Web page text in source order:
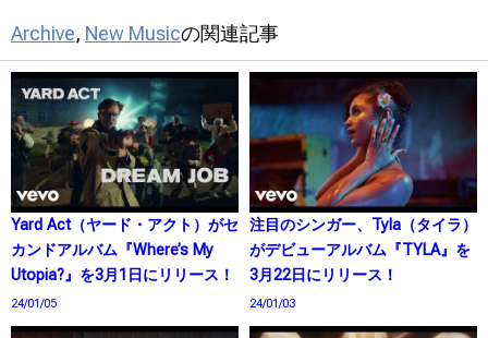
Archive, New Musicの関連記事
Yard Act（ヤード・アクト）がセ
カンドアルバム『Where’s My
Utopia?』を3月1日にリリース！
24/01/05
注目のシンガー、Tyla（タイラ）
がデビューアルバム『TYLA』を
3月22日にリリース！
24/01/03